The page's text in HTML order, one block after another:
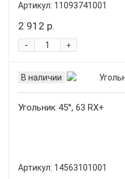
Артикул: 11093741001
2 912 р.
+
-
В наличии
Угольник 45°, 63 RX+
Артикул: 14563101001